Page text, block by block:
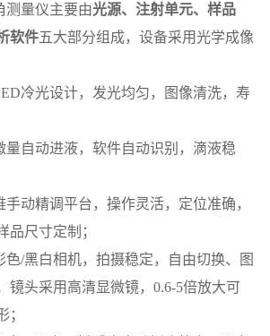
测量仪主要由光源、注射单元、样品
软件五大部分组成，设备采用光学成像
冷光设计，发光均匀，图像清洗，寿
量自动进液，软件自动识别， 滴液稳
手动精调平台，操作灵活，定位准确，
品尺寸定制；
色/黑白相机，拍摄稳定， 自由切换、
图
镜头采用 高清显微镜，0.6-5倍放大可
；